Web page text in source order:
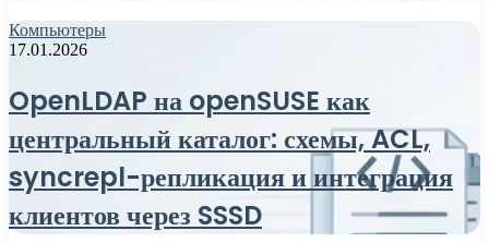
Компьютеры
17.01.2026
OpenLDAP на openSUSE как
центральный каталог: схемы, ACL,
syncrepl-репликация и интеграция
клиентов через SSSD